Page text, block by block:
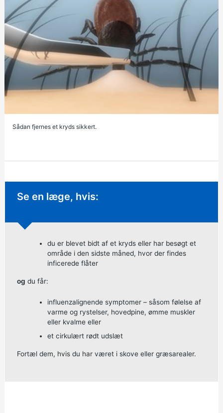
Sådan fjernes et kryds sikkert.
Ikke-presserende rådgivning:
Se en læge, hvis:
du er blevet bidt af et kryds eller har besøgt et
område i den sidste måned, hvor der findes
inficerede flåter
og du får:
influenzalignende symptomer – såsom følelse af
varme og rystelser, hovedpine, ømme muskler
eller kvalme eller
et cirkulært rødt udslæt
Fortæl dem, hvis du har været i skove eller græsarealer.